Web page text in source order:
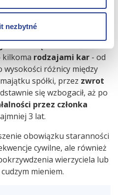
nezbytné
lub powinien był wiedzieć o
kroki, aby jej zapobiec.
kilkoma rodzajami kar - od
wysokości różnicy między
spółki, przez zwrot
się wzbogacił, aż po
przez członka
3 lat.
obowiązku staranności
cywilne, ale również
wierzyciela lub
mieniem.